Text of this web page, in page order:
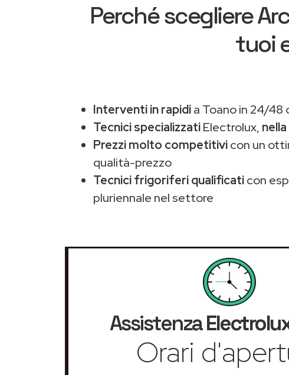
Perché scegliere
tuoi
Interventi in rapidia Toano in 24/48
Tecnici specializzatiElectrolux,
Prezzi molto competitivicon un
qualità-prezzo
Tecnici frigoriferi qualificaticon
pluriennale nel settore
Assistenza
Orari